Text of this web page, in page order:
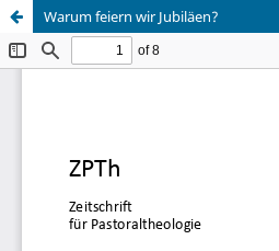
Warum feiern wir Jubiläen?